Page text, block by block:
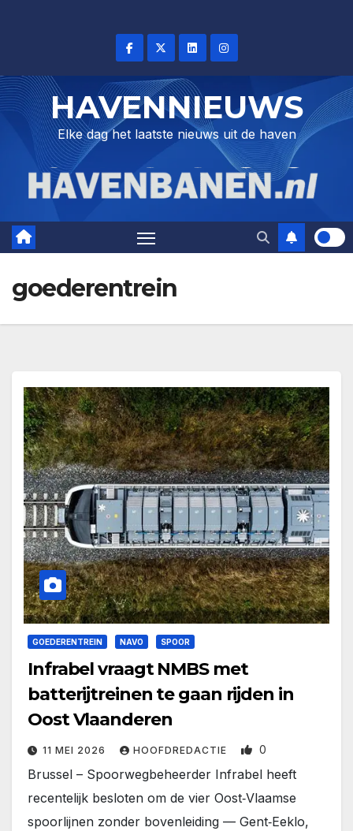
HAVENNIEUWS
Elke dag het laatste nieuws uit de haven
goederentrein
GOEDERENTREIN NAVO SPOOR
Infrabel vraagt NMBS met
batterijtreinen te gaan rijden in
Oost Vlaanderen
11 MEI 2026 HOOFDREDACTIE 0
Brussel – Spoorwegbeheerder Infrabel heeft
recentelijk besloten om de vier Oost‑Vlaamse
spoorlijnen zonder bovenleiding — Gent‑Eeklo,